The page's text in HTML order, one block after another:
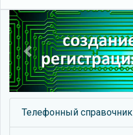
Previous
Телефонный справочник